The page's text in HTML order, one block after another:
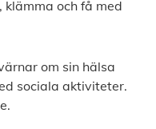
och få med
om sin hälsa
sociala aktiviteter.